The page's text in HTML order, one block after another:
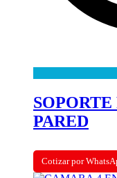
PARED
Cotizar por